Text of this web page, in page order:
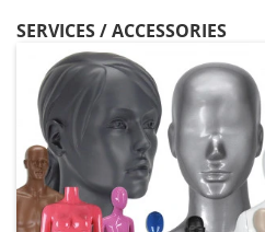
SERVICES / ACCESSORIES